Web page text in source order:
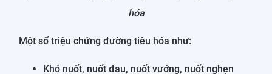
hóa
Một số triệu chứng đường tiêu hóa như:
Khó nuốt, nuốt đau, nuốt vướng, nuốt nghẹn